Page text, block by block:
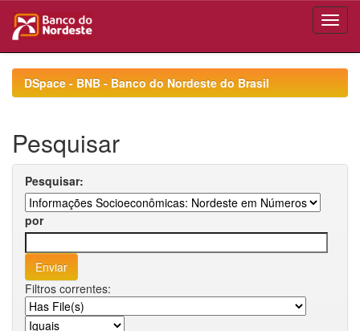
navigationDSpace - BNB - Banco do Nordeste do Brasil
Pesquisar
Pesquisar:
por
Filtros correntes: